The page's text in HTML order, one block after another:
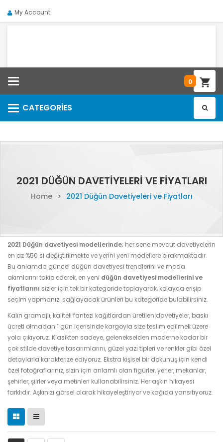
My Account
0
CATEGORIES
Categories
2021 DÜĞÜN DAVETIYELERI VE FIYATLARI
Home > 2021 Düğün Davetiyeleri ve Fiyatları
2021 Düğün davetiyesi modellerinde; her sene mevcut davetiyelerin
en az %50 si değiştirilmekte ve yerini yeni modellere bırakmaktadır.
Bu anlamda güncel düğün davetiyesi trendlerini ve moda
akımlarını takip ederek, en yeni düğün davetiyesi modellerini ve
fiyatlarını sizler için tek bir kategoride toplayarak, kolayca erişip
seçim yapmanızı sağlayacak ürünleri bu kategoride bulabilirsiniz.
Kalın gramajlı, kaliteli fantezi kağıtlardan üretilen davetiyeler, baskı
ücreti olmadan 1 gün içerisinde kargoyla size teslim edilmek üzere
yola çıkıyoruz. Klasikten sadeye, gelenekselden moderne kadar bir
çok stilde davetiye tasarımlarını, güzel yazı tipleri ve renkler gibi özel
detaylarla karakterize ediyoruz. Ekstra kişisel bir dokunuş için kendi
özel fotoğraflarınız, sizin için anlamlı olan figürler, yerler, mekanlar,
şehirler, şiirler veya metinleri kullanabilirsiniz. Her aşkın hikayesi
farklıdır. Aşkınızı görsel olarak hikayeleştiriyor ve kağıda yansıtıyoruz.